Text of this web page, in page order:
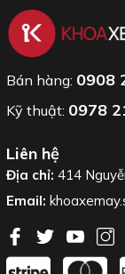
Bán hàng: 0908
Kỹ thuật: 0978
Liên hệ
Địa chỉ: 414
Email: